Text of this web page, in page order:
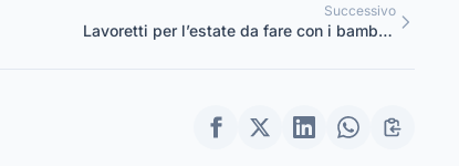
Successivo
Lavoretti per l’estate da fare con i bambini